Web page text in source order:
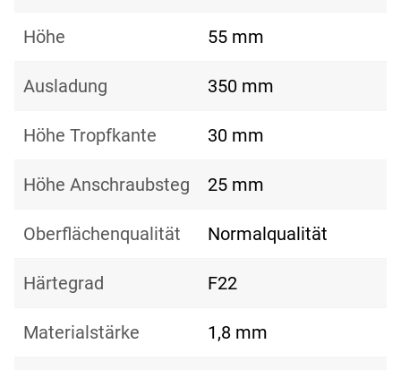
Höhe 55 mm
Ausladung 350 mm
Höhe Tropfkante 30 mm
Höhe Anschraubsteg 25 mm
Oberflächenqualität Normalqualität
Härtegrad F22
Materialstärke 1,8 mm